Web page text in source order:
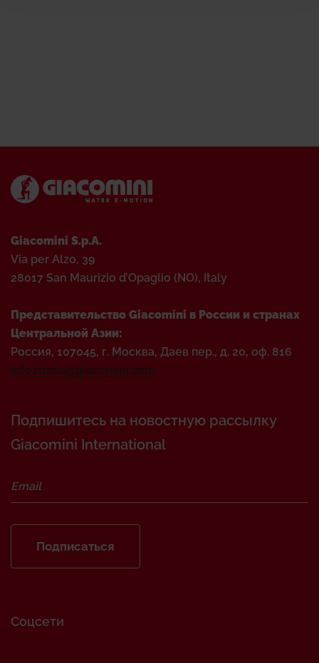
Giacomini S.p.A.
Via per Alzo, 39
28017 San Maurizio d’Opaglio (NO), Italy
Представительство Giacomini в России и странах
Центральной Азии:
Россия, 107045, г. Москва, Даев пер., д. 20, оф. 816
info.russia@giacomini.com
Подпишитесь на новостную рассылку
Giacomini International
Подписаться
Соцсети